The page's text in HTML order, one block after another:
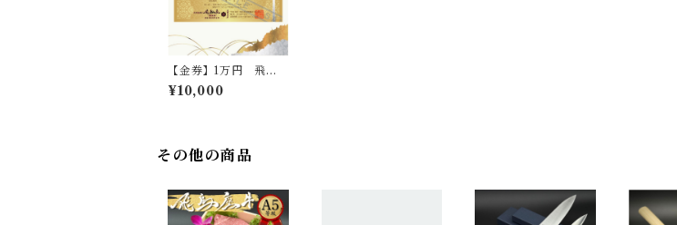
【金券】1万円 飛鳥
座お食事券
¥10,000
その他の商品